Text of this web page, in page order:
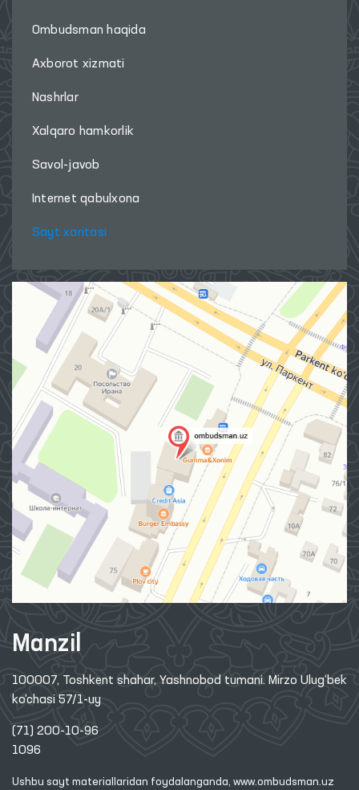
Ombudsman haqida
Axborot xizmati
Nashrlar
Xalqaro hamkorlik
Savol-javob
Internet qabulxona
Sayt xaritasi
Manzil
100007, Toshkent shahar, Yashnobod tumani. Mirzo Ulug‘bek
ko‘chasi 57/1-uy
(71) 200-10-96
1096
Ushbu sayt materiallaridan foydalanganda, www.ombudsman.uz